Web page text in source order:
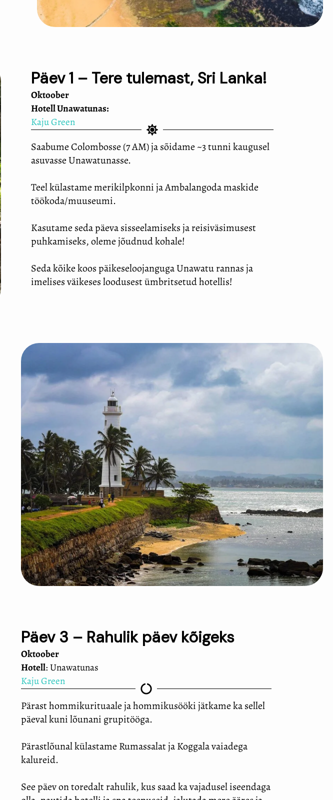
Päev 1 – Tere tulemast, Sri Lanka!
Oktoober
HotellUnawatunas:
Kaju Green
Saabume Colombosse (7 AM) ja sõidame ~3 tunni kaugusel
asuvasse Unawatunasse.
Teel külastame merikilpkonni ja Ambalangoda maskide
töökoda/muuseumi.
Kasutame seda päeva sisseelamiseks ja reisiväsimusest
puhkamiseks, oleme jõudnud kohale!
Seda kõike koos päikeseloojanguga Unawatu rannas ja
imelises väikeses loodusest ümbritsetud hotellis!
Päev 3 – Rahulik päev kõigeks
Oktoober
Hotell: Unawatunas
Kaju Green
Pärast hommikurituaale ja hommikusööki jätkame ka sellel
päeval kuni lõunani grupitööga.
Pärastlõunal külastame Rumassalat ja Koggala vaiadega
kalureid.
See päev on toredalt rahulik, kus saad ka vajadusel iseendaga